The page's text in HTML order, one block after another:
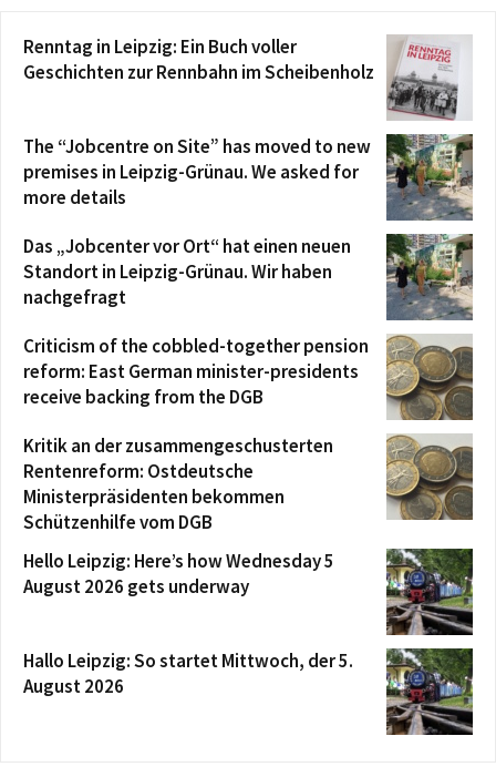
Renntag in Leipzig: Ein Buch voller
Geschichten zur Rennbahn im Scheibenholz
The “Jobcentre on Site” has moved to new
premises in Leipzig-Grünau. We asked for
more details
Das „Jobcenter vor Ort“ hat einen neuen
Standort in Leipzig-Grünau. Wir haben
nachgefragt
Criticism of the cobbled-together pension
reform: East German minister-presidents
receive backing from the DGB
Kritik an der zusammengeschusterten
Rentenreform: Ostdeutsche
Ministerpräsidenten bekommen
Schützenhilfe vom DGB
Hello Leipzig: Here’s how Wednesday 5
August 2026 gets underway
Hallo Leipzig: So startet Mittwoch, der 5.
August 2026